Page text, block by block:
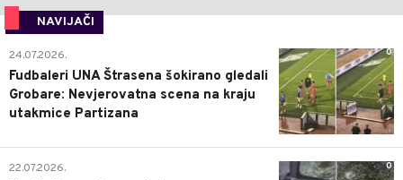
NAVIJAČI
0
24.07.2026.
Fudbaleri UNA Štrasena šokirano gledali
Grobare: Nevjerovatna scena na kraju
utakmice Partizana
0
22.07.2026.